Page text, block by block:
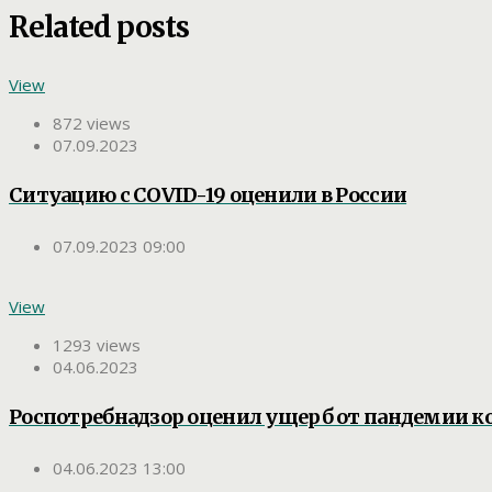
Related posts
View
872 views
07.09.2023
Ситуацию с COVID-19 оценили в России
07.09.2023 09:00
View
1293 views
04.06.2023
Роспотребнадзор оценил ущерб от пандемии
04.06.2023 13:00